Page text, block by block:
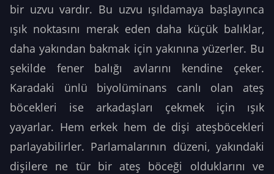
bir uzvu vardır. Bu uzvu ışıldamaya başlayınca
ışık noktasını merak eden daha küçük balıklar,
daha yakından bakmak için yakınına yüzerler. Bu
şekilde fener balığı avlarını kendine çeker.
Karadaki ünlü biyolüminans canlı olan ateş
böcekleri ise arkadaşları çekmek için ışık
yayarlar. Hem erkek hem de dişi ateşböcekleri
parlayabilirler. Parlamalarının düzeni, yakındaki
dişilere ne tür bir ateş böceği olduklarını ve